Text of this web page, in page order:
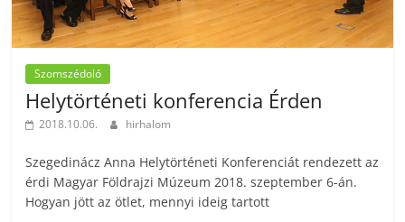
Szomszédoló
Helytörténeti konferencia Érden
2018.10.06. hirhalom
Szegedinácz Anna Helytörténeti Konferenciát rendezett az
érdi Magyar Földrajzi Múzeum 2018. szeptember 6-án.
Hogyan jött az ötlet, mennyi ideig tartott